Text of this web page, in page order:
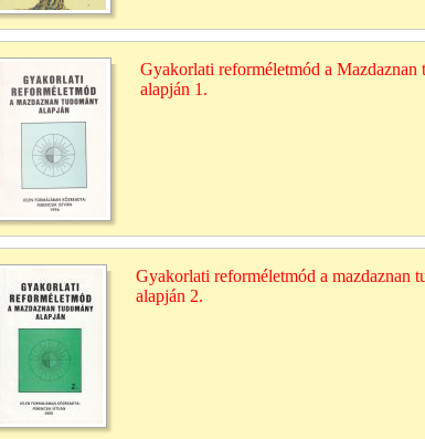
Gyakorlati reforméletmód a Mazdaznan
alapján 1.
Gyakorlati reforméletmód a mazdaznan
alapján 2.